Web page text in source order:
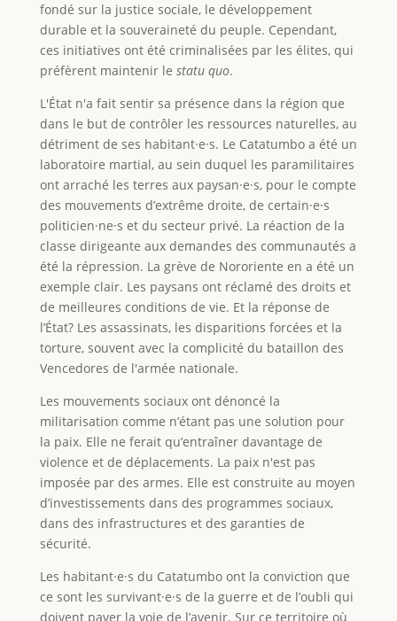
fondé sur la justice sociale, le développement
durable et la souveraineté du peuple. Cependant,
ces initiatives ont été criminalisées par les élites, qui
préfèrent maintenir le statu quo.
L'État n'a fait sentir sa présence dans la région que
dans le but de contrôler les ressources naturelles, au
détriment de ses habitant·e·s. Le Catatumbo a été un
laboratoire martial, au sein duquel les paramilitaires
ont arraché les terres aux paysan·e·s, pour le compte
des mouvements d’extrême droite, de certain·e·s
politicien·ne·s et du secteur privé. La réaction de la
classe dirigeante aux demandes des communautés a
été la répression. La grève de Nororiente en a été un
exemple clair. Les paysans ont réclamé des droits et
de meilleures conditions de vie. Et la réponse de
l’État? Les assassinats, les disparitions forcées et la
torture, souvent avec la complicité du bataillon des
Vencedores de l'armée nationale.
Les mouvements sociaux ont dénoncé la
militarisation comme n’étant pas une solution pour
la paix. Elle ne ferait qu’entraîner davantage de
violence et de déplacements. La paix n'est pas
imposée par des armes. Elle est construite au moyen
d’investissements dans des programmes sociaux,
dans des infrastructures et des garanties de
sécurité.
Les habitant·e·s du Catatumbo ont la conviction que
ce sont les survivant·e·s de la guerre et de l’oubli qui
doivent paver la voie de l’avenir. Sur ce territoire où